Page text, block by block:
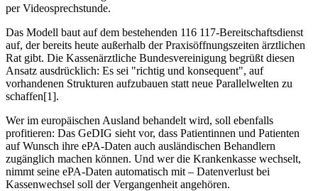
per Videosprechstunde.
Das Modell baut auf dem bestehenden 116 117-Bereitschaftsdienst
auf, der bereits heute außerhalb der Praxisöffnungszeiten ärztlichen
Rat gibt. Die Kassenärztliche Bundesvereinigung begrüßt diesen
Ansatz ausdrücklich: Es sei "richtig und konsequent", auf
vorhandenen Strukturen aufzubauen statt neue Parallelwelten zu
schaffen[1].
Wer im europäischen Ausland behandelt wird, soll ebenfalls
profitieren: Das GeDIG sieht vor, dass Patientinnen und Patienten
auf Wunsch ihre ePA-Daten auch ausländischen Behandlern
zugänglich machen können. Und wer die Krankenkasse wechselt,
nimmt seine ePA-Daten automatisch mit – Datenverlust bei
Kassenwechsel soll der Vergangenheit angehören.